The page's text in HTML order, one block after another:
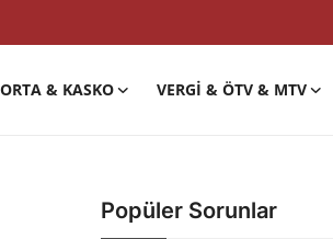
& KASKO VERGI & ÖTV & MTV
Popüler Sorunlar